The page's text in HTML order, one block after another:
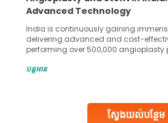
ស្វែងយល់បន្ថែម
Advanced Technology
India is continuously gaining
delivering advanced and cost-
performing over 500,000
globe are searching for treatments
Studies, such as one published
បន្តអាន